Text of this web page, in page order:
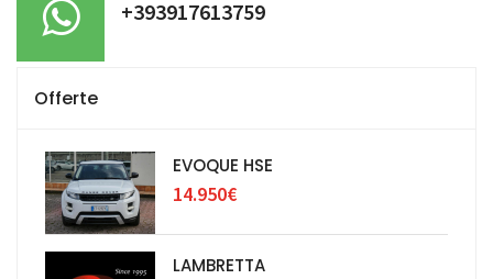
+393917613759
Offerte
EVOQUE HSE
14.950€
LAMBRETTA